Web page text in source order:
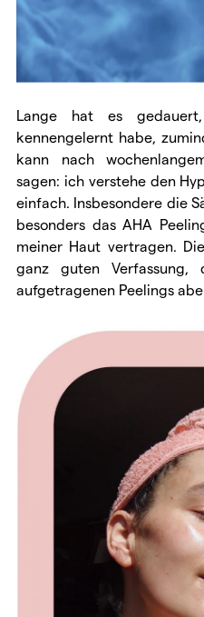
Lange hat es
kennengelernt habe,
kann nach
sagen: ich verstehe den
einfach. Insbesondere die
besonders das AHA
meiner Haut vertragen.
ganz guten
aufgetragenen Peelings